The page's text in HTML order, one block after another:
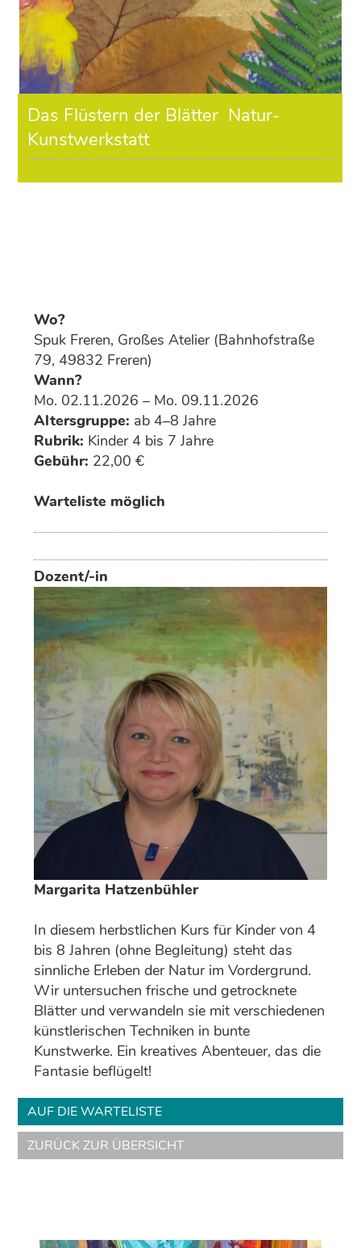
Das Flüstern der Blätter ­ Natur-
Kunstwerkstatt
Wo?
Spuk Freren, Großes Atelier (Bahnhofstraße
79, 49832 Freren)
Wann?
Mo. 02.11.2026 – Mo. 09.11.2026
Altersgruppe: ab 4–8 Jahre
Rubrik: Kinder 4 bis 7 Jahre
Gebühr: 22,00 €
Warteliste möglich
Dozent/-in
Margarita Hatzenbühler
In diesem herbstlichen Kurs für Kinder von 4
bis 8 Jahren (ohne Begleitung) steht das
sinnliche Erleben der Natur im Vordergrund.
Wir untersuchen frische und getrocknete
Blätter und verwandeln sie mit verschiedenen
künstlerischen Techniken in bunte
Kunstwerke. Ein kreatives Abenteuer, das die
Fantasie beflügelt!
AUF DIE WARTELISTE
ZURÜCK ZUR ÜBERSICHT